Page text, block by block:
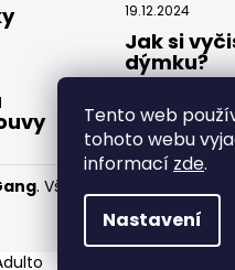
Tento web
tohoto webu
informací zde.
Nastavení
19.12.2024
Jak si
dýmku?
. Všechna práva